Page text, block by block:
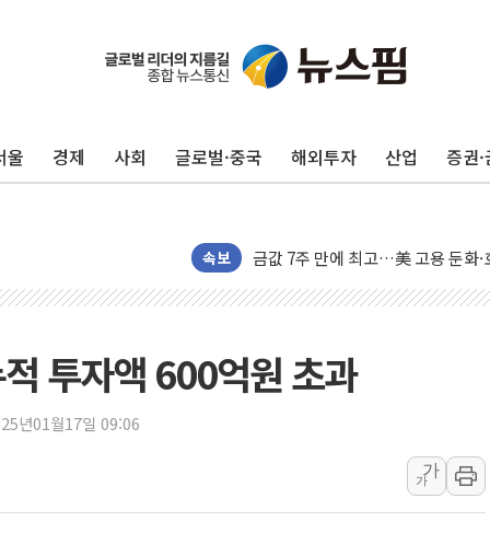
울 경제 사회 글로벌·중국 해외투자 산업 증권
속보
구광모, 내주 실리콘밸리서 젠슨
김정관 장관 "영업이익 N% 성과
뉴욕증시 프리뷰, 미 주가선물 AI
금값 7주 만에 최고…美 고용 둔화·
[인도증시] 중동 긴장 완화에 실적
[베트남 증시] 지수 하락 속 'DGC'
'월가의 황제' 다이먼 "금융시장
양주 섬유염색공장서 화재 1명
김정관 산업부 장관 "주 52시간
해군 1함대 창설 80주년…지역과
[3보] 북, 원산서 동해로 단거리 탄
투자액 600억원 초과
년01월17일 09:06
가
가